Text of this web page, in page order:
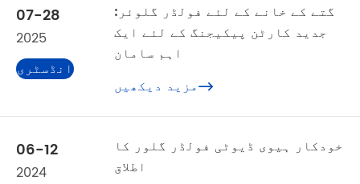
07-28
2025
انڈسٹری
گتے کے خانے کے لئے فولڈر گلوئر:
جدید کارٹن پیکیجنگ کے لئے ایک
اہم سامان
مزید دیکھیں
06-12
2024
خودکار ہیوی ڈیوٹی فولڈر گلور کا
اطلاق